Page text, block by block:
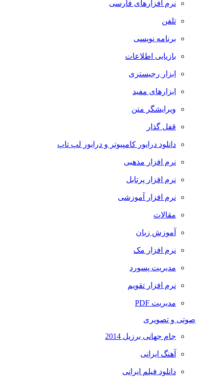
نرم افزارهای فارسی
تلفن
برنامه نویسی
بازیابی اطلاعات
ابزار رجیستری
ابزارهای مفید
ویرایشگر متن
قفل گذار
دانلود درایور کامپیوتر و درایور لپ تاپ
نرم افزار مذهبی
نرم افزار پرتابل
نرم افزار آموزشی
مقالات
آموزش زبان
نرم افزار مک
مدیریت پسورد
نرم افزار تقویم
مدیریت PDF
صوتی و تصویری
جام جهانی برزیل 2014
آهنگ ایرانی
دانلود فیلم ایرانی